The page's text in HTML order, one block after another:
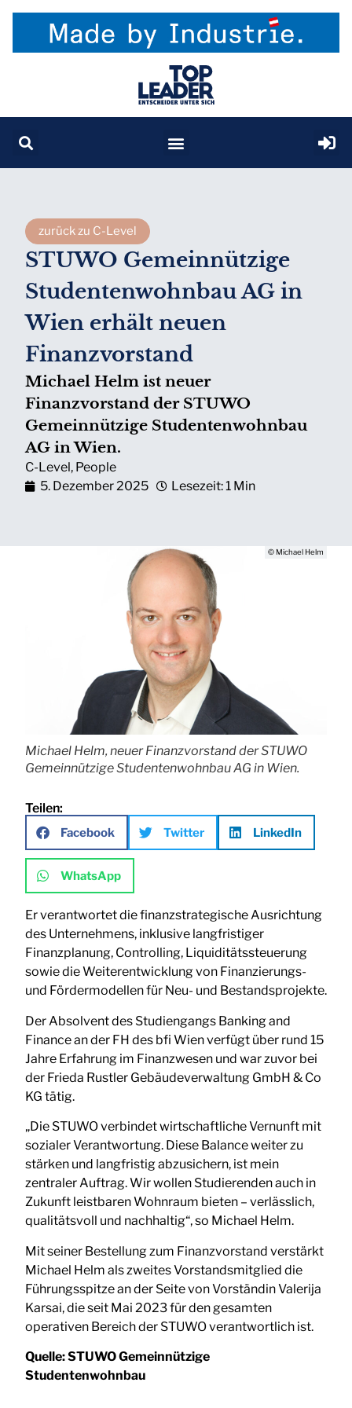
zurück zu C-Level
STUWO Gemeinnützige
Studentenwohnbau AG in
Wien erhält neuen
Finanzvorstand
Michael Helm ist neuer
Finanzvorstand der STUWO
Gemeinnützige Studentenwohnbau
AG in Wien.
C-Level, People
5. Dezember 2025
Lesezeit: 1 Min
© Michael Helm
Michael Helm, neuer Finanzvorstand der STUWO
Gemeinnützige Studentenwohnbau AG in Wien.
Teilen:
Facebook Twitter LinkedIn
WhatsApp
Er verantwortet die finanzstrategische Ausrichtung
des Unternehmens, inklusive langfristiger
Finanzplanung, Controlling, Liquiditätssteuerung
sowie die Weiterentwicklung von Finanzierungs-
und Fördermodellen für Neu- und Bestandsprojekte.
Der Absolvent des Studiengangs Banking and
Finance an der FH des bfi Wien verfügt über rund 15
Jahre Erfahrung im Finanzwesen und war zuvor bei
der Frieda Rustler Gebäudeverwaltung GmbH & Co
KG tätig.
„Die STUWO verbindet wirtschaftliche Vernunft mit
sozialer Verantwortung. Diese Balance weiter zu
stärken und langfristig abzusichern, ist mein
zentraler Auftrag. Wir wollen Studierenden auch in
Zukunft leistbaren Wohnraum bieten – verlässlich,
qualitätsvoll und nachhaltig“, so Michael Helm.
Mit seiner Bestellung zum Finanzvorstand verstärkt
Michael Helm als zweites Vorstandsmitglied die
Führungsspitze an der Seite von Vorständin Valerija
Karsai, die seit Mai 2023 für den gesamten
operativen Bereich der STUWO verantwortlich ist.
Quelle:STUWO Gemeinnützige
Studentenwohnbau